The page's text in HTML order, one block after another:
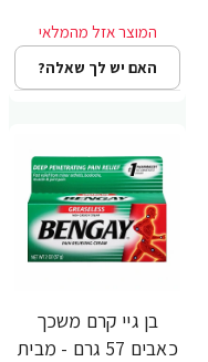
האם יש לך שאלה?
בן גיי קרם משכך
כאבים 57 גרם - מבית